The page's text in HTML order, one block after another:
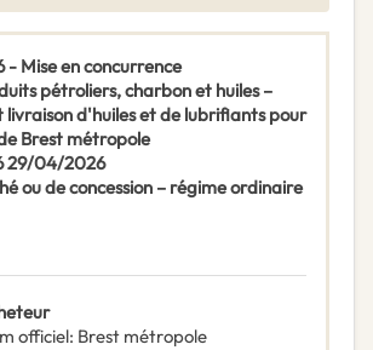
- Mise en concurrence
pétroliers, charbon et huiles –
livraison d'huiles et de lubrifiants pour
Brest métropole
29/04/2026
ou de concession – régime ordinaire
officiel: Brest métropole